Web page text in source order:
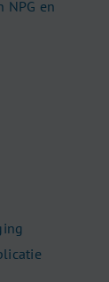
NPG en